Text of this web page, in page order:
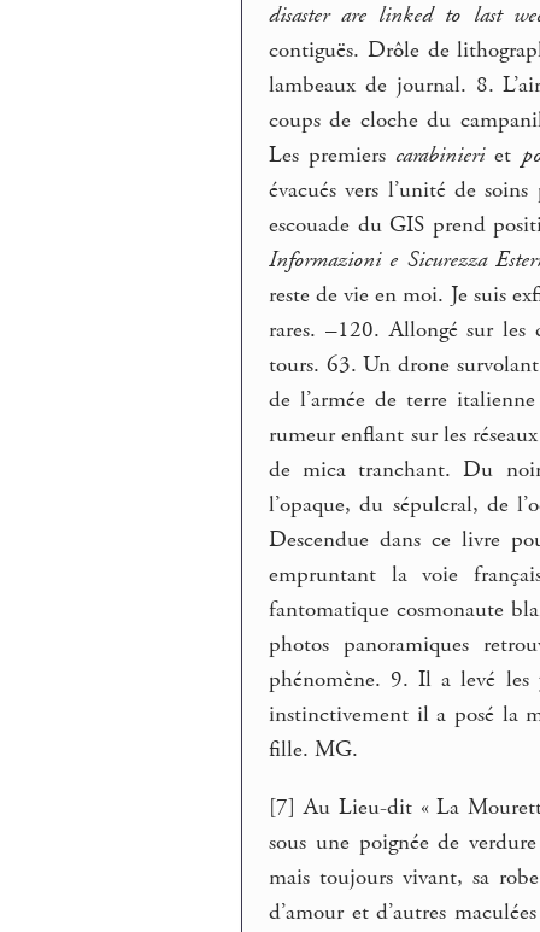
disaster are linked to last
contiguës. Drôle de
lambeaux de journal. 8.
coups de cloche du
Les premiers carabinieriet
évacués vers l’unité de
escouade du GIS prend
Informazioni e Sicurezza
reste de vie en moi. Je suis
rares. –120. Allongé sur les
tours. 63. Un drone
de l’armée de terre
rumeur enflant sur les
de mica tranchant. Du
l’opaque, du sépulcral, de
Descendue dans ce livre
empruntant la voie
fantomatique cosmonaute
photos panoramiques
phénomène. 9. Il a levé les
instinctivement il a posé la
fille. MG.
[7] Au Lieu-dit « La
sous une poignée de
mais toujours vivant, sa
d’amour et d’autres